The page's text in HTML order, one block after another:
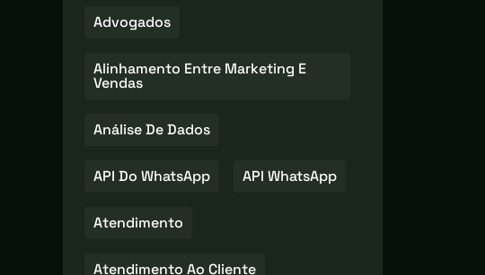
Advogados
Alinhamento Entre Marketing E
Vendas
Análise De Dados
API Do WhatsApp API WhatsApp
Atendimento
Atendimento Ao Cliente